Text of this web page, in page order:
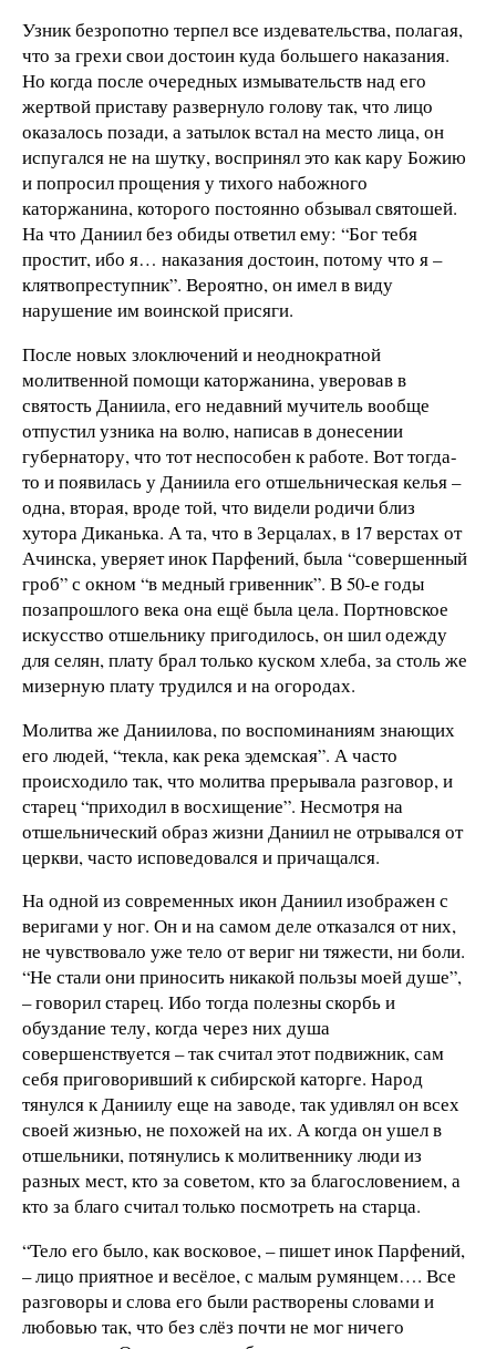
Узник безропотно терпел все издевательства, полагая,
что за грехи свои достоин куда большего наказания.
Но когда после очередных измывательств над его
жертвой приставу развернуло голову так, что лицо
оказалось позади, а затылок встал на место лица, он
испугался не на шутку, воспринял это как кару Божию
и попросил прощения у тихого набожного
каторжанина, которого постоянно обзывал святошей.
На что Даниил без обиды ответил ему: “Бог тебя
простит, ибо я… наказания достоин, потому что я –
клятвопреступник”. Вероятно, он имел в виду
нарушение им воинской присяги.
После новых злоключений и неоднократной
молитвенной помощи каторжанина, уверовав в
святость Даниила, его недавний мучитель вообще
отпустил узника на волю, написав в донесении
губернатору, что тот неспособен к работе. Вот тогда-
то и появилась у Даниила его отшельническая келья –
одна, вторая, вроде той, что видели родичи близ
хутора Диканька. А та, что в Зерцалах, в 17 верстах от
Ачинска, уверяет инок Парфений, была “совершенный
гроб” с окном “в медный гривенник”. В 50-е годы
позапрошлого века она ещё была цела. Портновское
искусство отшельнику пригодилось, он шил одежду
для селян, плату брал только куском хлеба, за столь же
мизерную плату трудился и на огородах.
Молитва же Даниилова, по воспоминаниям знающих
его людей, “текла, как река эдемская”. А часто
происходило так, что молитва прерывала разговор, и
старец “приходил в восхищение”. Несмотря на
отшельнический образ жизни Даниил не отрывался от
церкви, часто исповедовался и причащался.
На одной из современных икон Даниил изображен с
веригами у ног. Он и на самом деле отказался от них,
не чувствовало уже тело от вериг ни тяжести, ни боли.
“Не стали они приносить никакой пользы моей душе”,
– говорил старец. Ибо тогда полезны скорбь и
обуздание телу, когда через них душа
совершенствуется – так считал этот подвижник, сам
себя приговоривший к сибирской каторге. Народ
тянулся к Даниилу еще на заводе, так удивлял он всех
своей жизнью, не похожей на их. А когда он ушел в
отшельники, потянулись к молитвеннику люди из
разных мест, кто за советом, кто за благословением, а
кто за благо считал только посмотреть на старца.
“Тело его было, как восковое, – пишет инок Парфений,
– лицо приятное и весёлое, с малым румянцем…. Все
разговоры и слова его были растворены словами и
любовью так, что без слёз почти не мог ничего